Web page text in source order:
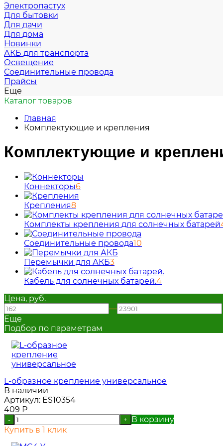
Электропастух
Для бытовки
Для дачи
Для дома
Новинки
АКБ для транспорта
Освещение
Соединительные провода
Прайсы
Еще
Каталог товаров
Главная
Комплектующие и крепления
Комплектующие и
Коннекторы6
Крепления8
Комплекты крепления для солнечных батарей
Соединительные провода10
Перемычки для АКБ3
Кабель для солнечных батарей.4
Цена, руб.
—
Еще
Подбор по параметрам
L-образное крепление универсальное
В наличии
Артикул: ES10354
409 Р
- +
В корзину
Купить в 1 клик